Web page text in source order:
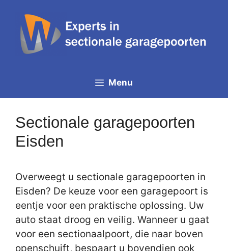
inhoud
Menu
Sectionale garagepoorten
Eisden
Overweegt u sectionale garagepoorten in
Eisden? De keuze voor een garagepoort is
eentje voor een praktische oplossing. Uw
auto staat droog en veilig. Wanneer u gaat
voor een sectionaalpoort, die naar boven
openschuift, bespaart u bovendien ook